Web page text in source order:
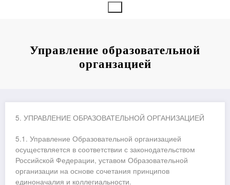
Управление образовательной
органзацией
5. УПРАВЛЕНИЕ ОБРАЗОВАТЕЛЬНОЙ ОРГАНИЗАЦИЕЙ
5.1. Управление Образовательной организацией
осуществляется в соответствии с законодательством
Российской Федерации, уставом Образовательной
организации на основе сочетания принципов
единоначалия и коллегиальности.